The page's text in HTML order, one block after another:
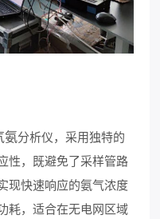
氨分析仪，采用独特的
性，既避免了采样管路
现快速响应的氨气浓度
耗，适合在无电网区域